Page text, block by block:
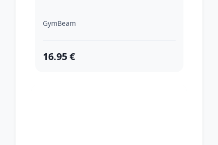
GymBeam
16.95 €